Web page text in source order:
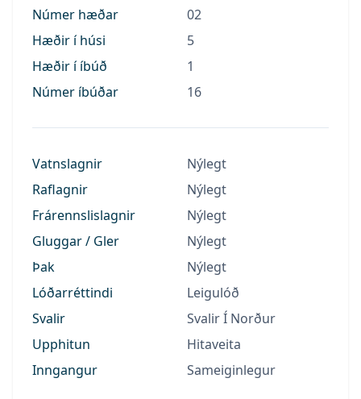
Númer hæðar
02
Hæðir í húsi
5
Hæðir í íbúð
1
Númer íbúðar
16
Vatnslagnir
Nýlegt
Raflagnir
Nýlegt
Frárennslislagnir
Nýlegt
Gluggar / Gler
Nýlegt
Þak
Nýlegt
Lóðarréttindi
Leigulóð
Svalir
Svalir Í Norður
Upphitun
Hitaveita
Inngangur
Sameiginlegur